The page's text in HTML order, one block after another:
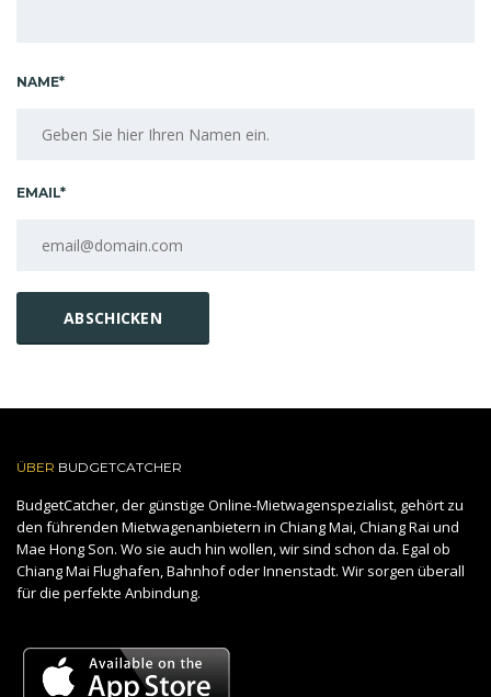
NAME*
EMAIL*
ÜBER BUDGETCATCHER
BudgetCatcher, der günstige Online-Mietwagenspezialist, gehört zu
den führenden Mietwagenanbietern in Chiang Mai, Chiang Rai und
Mae Hong Son. Wo sie auch hin wollen, wir sind schon da. Egal ob
Chiang Mai Flughafen, Bahnhof oder Innenstadt. Wir sorgen überall
für die perfekte Anbindung.